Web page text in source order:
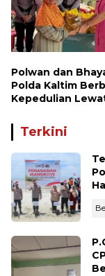
Polwan dan
Polda Kaltim
Kepedulian
Sosial kepada
Terkini